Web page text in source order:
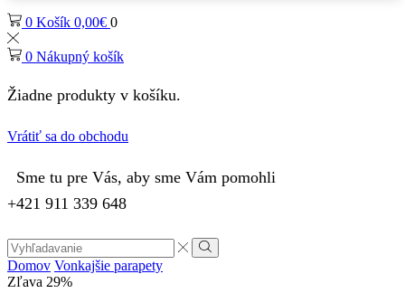
0 Košík 0,00€ 0
0 Nákupný košík
Žiadne produkty v košíku.
Vrátiť sa do obchodu
Sme tu pre Vás, aby sme Vám pomohli
+421 911 339 648
Search
input
Vyhľadávanie
Domov Vonkajšie parapety
Zľava 29%